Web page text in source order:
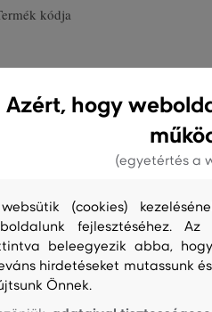
kódja
Azért, hogy
(egyetértés a
(cookies)
fejlesztéséhez.
beleegyezik abba,
hirdetéseket mutassunk
Önnek.